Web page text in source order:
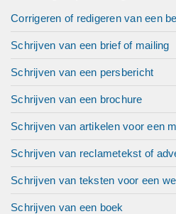
Corrigeren of redigeren van een
Schrijven van een brief of mailing
Schrijven van een persbericht
Schrijven van een brochure
Schrijven van artikelen voor een
Schrijven van reclametekst of
Schrijven van teksten voor een
Schrijven van een boek